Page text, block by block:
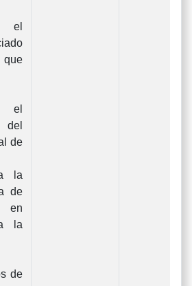
el
que
el
del
de
la
de
la
de